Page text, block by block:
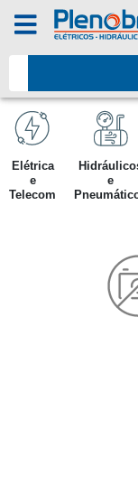
Elétrica
e
Telecom
e